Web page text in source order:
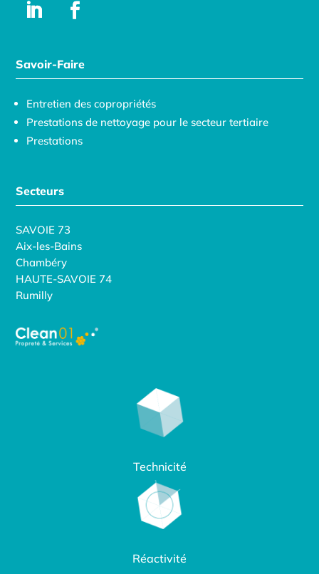
Savoir-Faire
Entretien des copropriétés
Prestations de nettoyage pour le secteur tertiaire
Prestations
Secteurs
SAVOIE 73
Aix-les-Bains
Chambéry
HAUTE-SAVOIE 74
Rumilly
Technicité
Réactivité